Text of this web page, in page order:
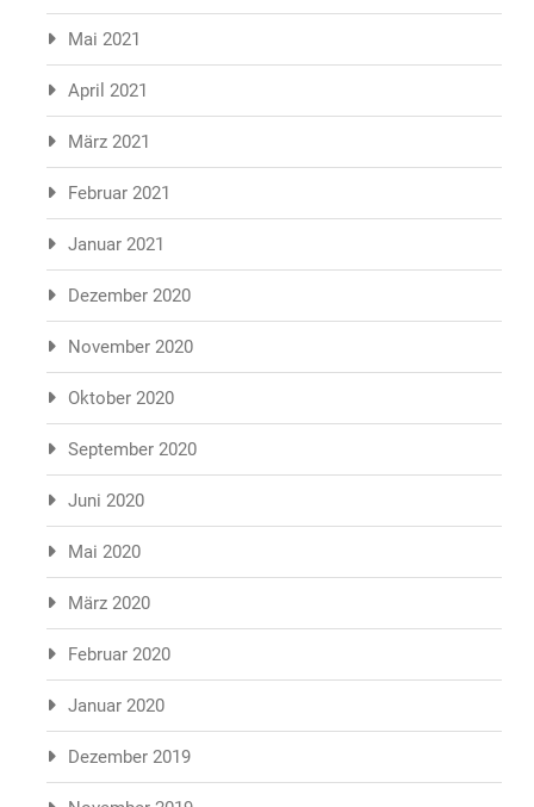
Mai 2021
April 2021
März 2021
Februar 2021
Januar 2021
Dezember 2020
November 2020
Oktober 2020
September 2020
Juni 2020
Mai 2020
März 2020
Februar 2020
Januar 2020
Dezember 2019